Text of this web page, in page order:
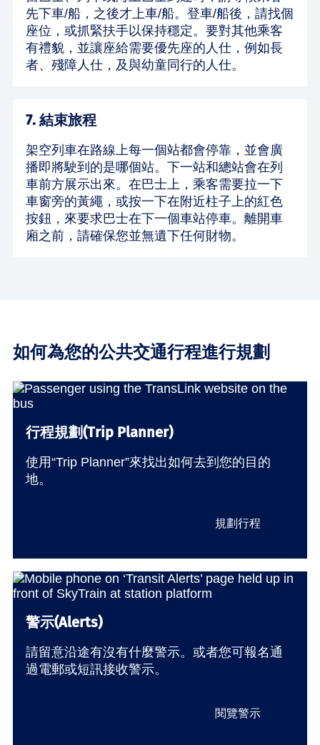
先下車/船，之後才上車/船。登車/船後，請找個
座位，或抓緊扶手以保持穩定。要對其他乘客
有禮貌，並讓座給需要優先座的人仕，例如長
者、殘障人仕，及與幼童同行的人仕。
7. 結束旅程
架空列車在路線上每一個站都會停靠，並會廣
播即將駛到的是哪個站。下一站和總站會在列
車前方展示出來。在巴士上，乘客需要拉一下
車窗旁的黃繩，或按一下在附近柱子上的紅色
按鈕，來要求巴士在下一個車站停車。離開車
廂之前，請確保您並無遺下任何財物。
如何為您的公共交通行程進行規劃
行程規劃(Trip Planner)
使用“Trip Planner”來找出如何去到您的目的
地。
規劃行程
警示(Alerts)
請留意沿途有沒有什麼警示。或者您可報名通
過電郵或短訊接收警示。
閱覽警示